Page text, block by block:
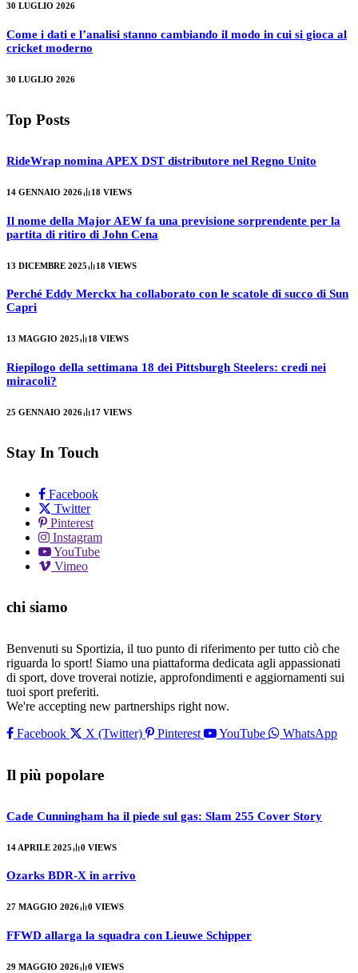
30 LUGLIO 2026
Come i dati e l’analisi stanno cambiando il modo in cui si gioca al
cricket moderno
30 LUGLIO 2026
Top Posts
RideWrap nomina APEX DST distributore nel Regno Unito
14 GENNAIO 2026 18 VIEWS
Il nome della Major AEW fa una previsione sorprendente per la
partita di ritiro di John Cena
13 DICEMBRE 2025 18 VIEWS
Perché Eddy Merckx ha collaborato con le scatole di succo di Sun
Capri
13 MAGGIO 2025 18 VIEWS
Riepilogo della settimana 18 dei Pittsburgh Steelers: credi nei
miracoli?
25 GENNAIO 2026 17 VIEWS
Stay In Touch
Facebook
Twitter
Pinterest
Instagram
YouTube
Vimeo
chi siamo
Benvenuti su Sportizia, il tuo punto di riferimento per tutto ciò che
riguarda lo sport! Siamo una piattaforma dedicata agli appassionati
di sport, dove troverai notizie, approfondimenti e aggiornamenti sui
tuoi sport preferiti.
We're accepting new partnerships right now.
Facebook
X (Twitter) Pinterest YouTube WhatsApp
Il più popolare
Cade Cunningham ha il piede sul gas: Slam 255 Cover Story
14 APRILE 2025 0 VIEWS
Ozarks BDR-X in arrivo
27 MAGGIO 2026 0 VIEWS
FFWD allarga la squadra con Lieuwe Schipper
29 MAGGIO 2026 0 VIEWS